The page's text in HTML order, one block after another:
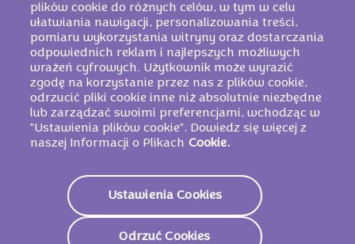
PODOBNE PRODUKTY
plików cookie do różnych celów, w tym w celu
ułatwiania nawigacji, personalizowania treści,
pomiaru wykorzystania witryny oraz dostarczania
odpowiednich reklam i najlepszych możliwych
wrażeń cyfrowych. Użytkownik może wyrazić
zgodę na korzystanie przez nas z plików cookie,
odrzucić pliki cookie inne niż absolutnie niezbędne
lub zarządzać swoimi preferencjami, wchodząc w
"Ustawienia plików cookie". Dowiedz się więcej z
naszej Informacji o Plikach Cookie.
Ustawienia Cookies
Odrzuć Cookies